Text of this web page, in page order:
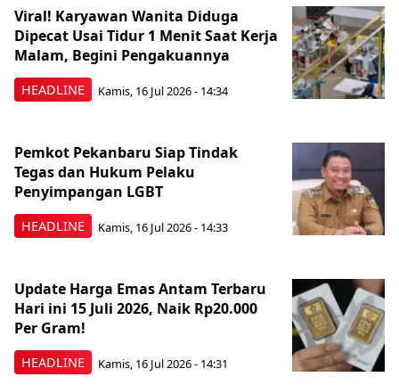
HEADLINE
Viral! Karyawan Wanita Diduga
Dipecat Usai Tidur 1 Menit Saat Kerja
Malam, Begini Pengakuannya
Kamis, 16 Jul 2026 - 14:34
HEADLINE
Pemkot Pekanbaru Siap Tindak
Tegas dan Hukum Pelaku
Penyimpangan LGBT
Kamis, 16 Jul 2026 - 14:33
HEADLINE
Update Harga Emas Antam Terbaru
Hari ini 15 Juli 2026, Naik Rp20.000
Per Gram!
Kamis, 16 Jul 2026 - 14:31